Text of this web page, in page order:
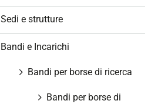
Sedi e strutture
Bandi e Incarichi
Bandi per borse di ricerca
Bandi per borse di